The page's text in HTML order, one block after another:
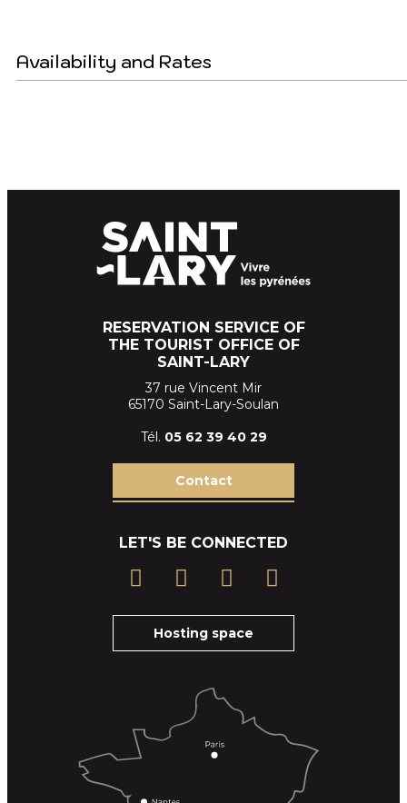
Availability and Rates
RESERVATION SERVICE OF
THE TOURIST OFFICE OF
SAINT-LARY
37 rue Vincent Mir
65170 Saint-Lary-Soulan
Tél. 05 62 39 40 29
Contact
LET'S BE CONNECTED
Hosting space